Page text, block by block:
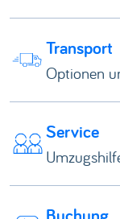
Transport
Optionen
Service